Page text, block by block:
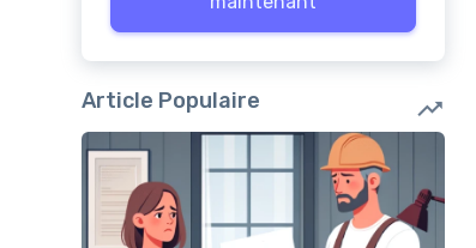
Article Populaire